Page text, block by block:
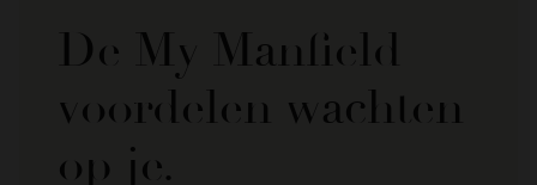
De My Manfield
voordelen wachten
op je.